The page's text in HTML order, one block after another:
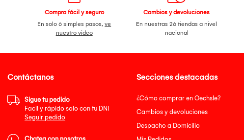
Compra fácil y seguro
En solo 6 simples pasos,ve
nuestro video
Cambios y devoluciones
En nuestras 26 tiendas a nivel
nacional
Secciones destacadas
¿Cómo comprar en Oechsle?
Cambios y devoluciones
Despacho a Domicilio
Contáctanos
Sigue tu pedido
Facil y rápido solo con tu DNI
Seguir pedido